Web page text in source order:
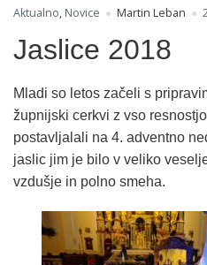
Aktualno, Novice Martin Leban
Jaslice 2018
Mladi so letos začeli s
župnijski cerkvi z vso
postavljalali na 4. adventno
jaslic jim je bilo v veliko
vzdušje in polno smeha.